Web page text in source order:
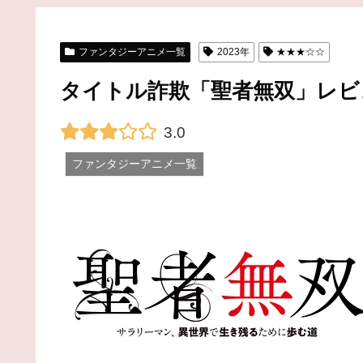
ファンタジーアニメ一覧 2023年 ★★★☆☆
タイトル詐欺「聖者無双」レ
3.0
ファンタジーアニメ一覧